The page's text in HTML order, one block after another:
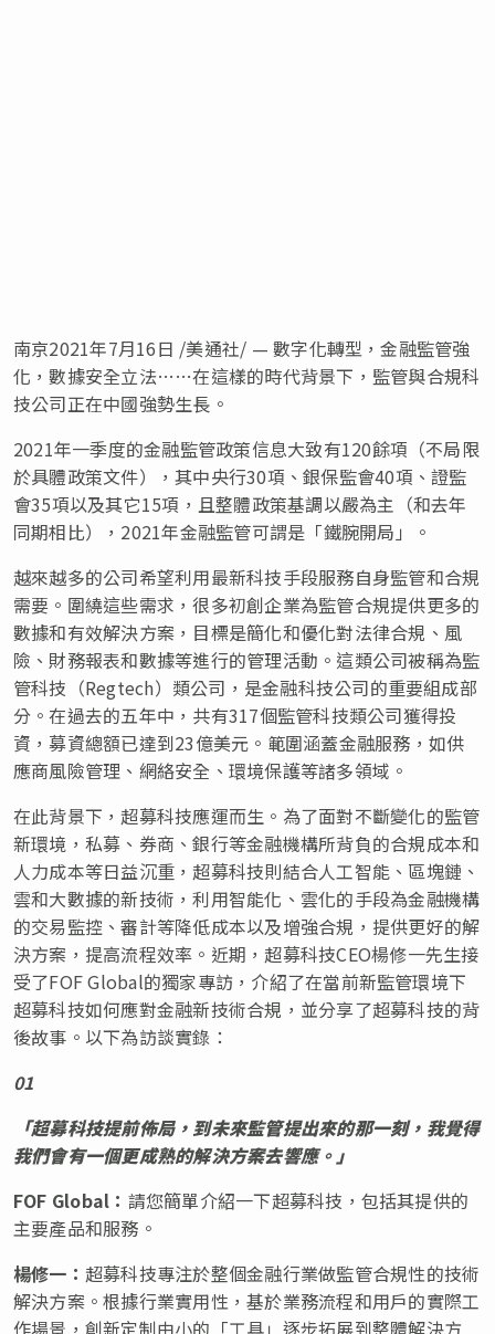
南京2021年7月16日 /美通社/ — 數字化轉型，金融監管強
化，數據安全立法……在這樣的時代背景下，監管與合規科
技公司正在中國強勢生長。
2021年一季度的金融監管政策信息大致有120餘項（不局限
於具體政策文件），其中央行30項、銀保監會40項、證監
會35項以及其它15項，且整體政策基調以嚴為主（和去年
同期相比），2021年金融監管可謂是「鐵腕開局」。
越來越多的公司希望利用最新科技手段服務自身監管和合規
需要。圍繞這些需求，很多初創企業為監管合規提供更多的
數據和有效解決方案，目標是簡化和優化對法律合規、風
險、財務報表和數據等進行的管理活動。這類公司被稱為監
管科技（Regtech）類公司，是金融科技公司的重要組成部
分。在過去的五年中，共有317個監管科技類公司獲得投
資，募資總額已達到23億美元。範圍涵蓋金融服務，如供
應商風險管理、網絡安全、環境保護等諸多領域。
在此背景下，超募科技應運而生。為了面對不斷變化的監管
新環境，私募、券商、銀行等金融機構所背負的合規成本和
人力成本等日益沉重，超募科技則結合人工智能、區塊鏈、
雲和大數據的新技術，利用智能化、雲化的手段為金融機構
的交易監控、審計等降低成本以及增強合規，提供更好的解
決方案，提高流程效率。近期，超募科技CEO楊修一先生接
受了FOF Global的獨家專訪，介紹了在當前新監管環境下
超募科技如何應對金融新技術合規，並分享了超募科技的背
後故事。以下為訪談實錄：
01
「超募科技提前佈局，到未來監管提出來的那一刻，我覺得
我們會有一個更成熟的解決方案去響應。」
FOF Global ： 請您簡單介紹一下超募科技，包括其提供的
主要產品和服務。
楊修一： 超募科技專注於整個金融行業做監管合規性的技術
解決方案。根據行業實用性，基於業務流程和用戶的實際工
作場景，創新定制由小的「工具」逐步拓展到整體解決方